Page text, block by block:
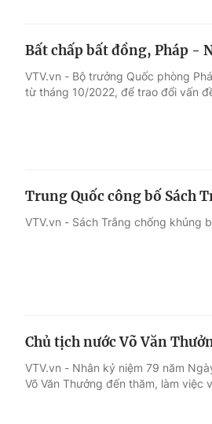
Bất chấp bất đồng, Pháp -
VTV.vn - Bộ trưởng Quốc phòng
từ tháng 10/2022, để trao đổi vấn
Trung Quốc công bố Sách
VTV.vn - Sách Trắng chống khủng
Chủ tịch nước Võ Văn
VTV.vn - Nhân kỷ niệm 79 năm
Võ Văn Thưởng đến thăm, làm việc